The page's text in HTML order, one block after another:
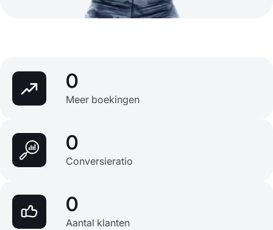
0
Meer boekingen
0
Conversieratio
0
Aantal klanten